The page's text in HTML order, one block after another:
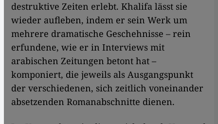
destruktive Zeiten erlebt. Khalifa lässt sie
wieder aufleben, indem er sein Werk um
mehrere dramatische Geschehnisse – rein
erfundene, wie er in Interviews mit
arabischen Zeitungen betont hat –
komponiert, die jeweils als Ausgangspunkt
der verschiedenen, sich zeitlich voneinander
absetzenden Romanabschnitte dienen.